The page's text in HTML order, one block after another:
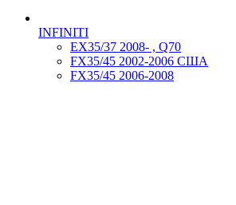
INFINITI
EX35/37 2008- , Q70
FX35/45 2002-2006 США
FX35/45 2006-2008